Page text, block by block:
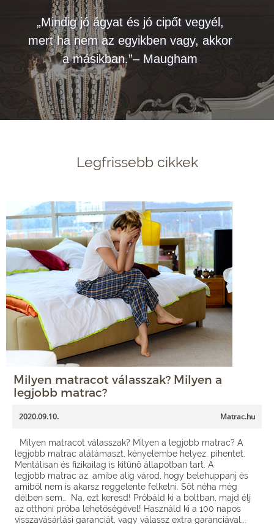
„Mindig jó ágyat és jó cipőt vegyél,
mert ha nem az egyikben vagy, akkor
a másikban.”– Maugham
Legfrissebb cikkek
Milyen matracot válasszak? Milyen a
legjobb matrac?
2020.09.10. Matrac.hu
Milyen matracot válasszak? Milyen a legjobb matrac? A
legjobb matrac alátámaszt, kényelembe helyez, pihentet.
Mentálisan és fizikailag is kitűnő állapotban tart. A
legjobb matrac az, amibe alig várod, hogy belehuppanj és
amiből nem is akarsz reggelente felkelni. Sőt néha még
délben sem… Na, ezt keresd! Próbáld ki a boltban, majd élj
az otthoni próba lehetőségével! Használd ki a 100 napos
visszavásárlási garanciát, vagy válassz extra garanciával...